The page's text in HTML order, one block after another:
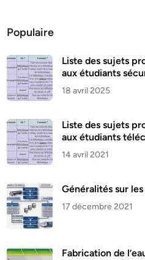
Populaire
Liste des sujets
aux étudiants
18 avril 2025
Liste des sujets
aux étudiants
14 avril 2021
Généralités sur
17 décembre 2021
Fabrication de